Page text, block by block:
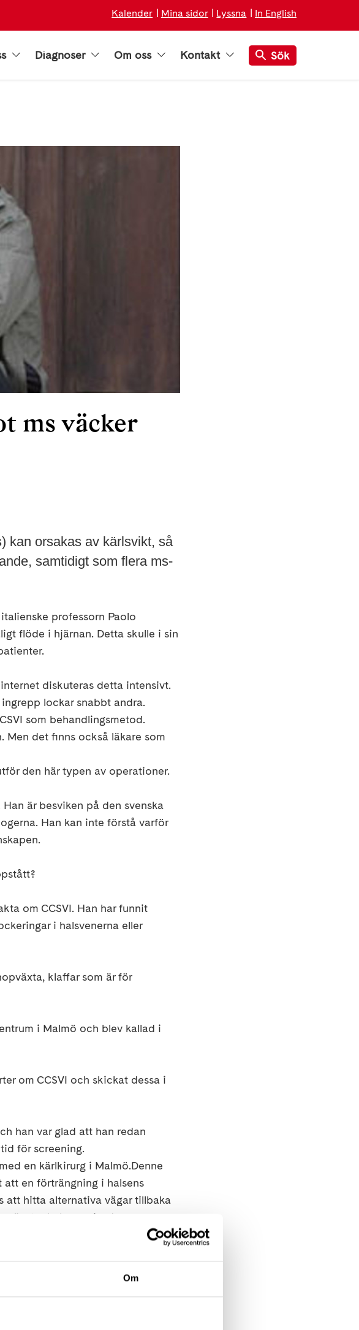
Om
Kalender Mina sidor Lyssna In English
Diagnoser Om oss Kontakt Sök
ms väcker
kan orsakas av kärlsvikt, så
samtidigt som flera ms-
professorn Paolo
flöde i hjärnan. Detta skulle i sin
diskuteras detta intensivt.
lockar snabbt andra.
som behandlingsmetod.
Men det finns också läkare som
den här typen av operationer.
är besviken på den svenska
Han kan inte förstå varför
om CCSVI. Han har funnit
i halsvenerna eller
klaffar som är för
i Malmö och blev kallad i
om CCSVI och skickat dessa i
han var glad att han redan
för screening.
en kärlkirurg i Malmö.Denne
att en förträngning i halsens
att hitta alternativa vägar tillbaka
halsven visade en
lugn.